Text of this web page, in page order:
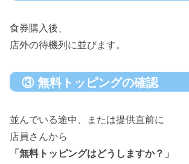
食券購入後、
店外の待機列に並びます。
③ 無料トッピングの確認
並んでいる途中、または提供直前に
店員さんから
「無料トッピングはどうしますか？」